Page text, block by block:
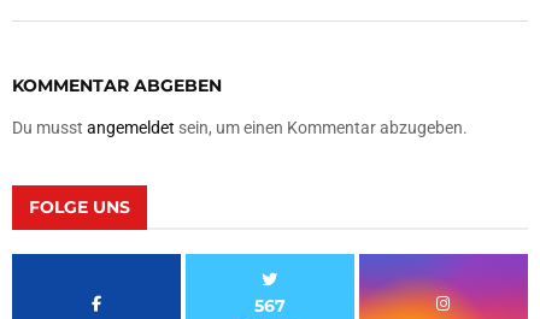
KOMMENTAR ABGEBEN
Du musst angemeldet sein, um einen Kommentar abzugeben.
FOLGE UNS
567